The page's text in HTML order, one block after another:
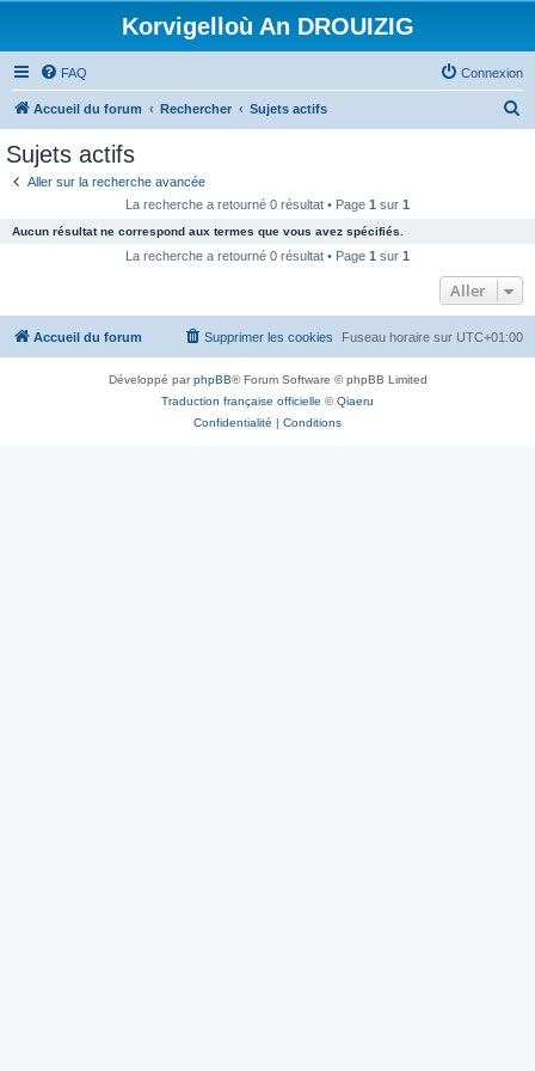
Korvigelloù An DROUIZIG
FAQ Connexion
Accueil du forum Rechercher Sujets actifs
c
e
Sujets actifs
Aller sur la recherche avancée
La recherche a retourné 0 résultat • Page 1 sur 1
Aucun résultat ne correspond aux termes que vous avez spécifiés.
La recherche a retourné 0 résultat • Page 1 sur 1
Aller
Accueil du forum Fuseau horaire sur UTC+01:00
Supprimer les cookies
Développé parphpBB® Forum Software © phpBB Limited
Traduction française officielle ©Qiaeru
Confidentialité | Conditions